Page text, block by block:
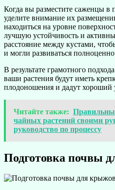
Когда вы разместите саженцы в
уделите внимание их
находиться на уровне
лучшую устойчивость и
расстояние между кустами,
и могли развиваться
В результате грамотного
ваши растения будут иметь
плодоношения и дадут хороший
Читайте также:
чайных растений своими
руководство по процессу
Подготовка почвы